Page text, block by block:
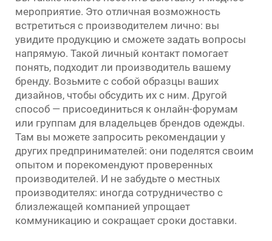
мероприятие. Это отличная возможность
встретиться с производителем лично: вы
увидите продукцию и сможете задать вопросы
напрямую. Такой личный контакт помогает
понять, подходит ли производитель вашему
бренду. Возьмите с собой образцы ваших
дизайнов, чтобы обсудить их с ним. Другой
способ — присоединиться к онлайн-форумам
или группам для владельцев брендов одежды.
Там вы можете запросить рекомендации у
других предпринимателей: они поделятся своим
опытом и порекомендуют проверенных
производителей. И не забудьте о местных
производителях: иногда сотрудничество с
близлежащей компанией упрощает
коммуникацию и сокращает сроки доставки.